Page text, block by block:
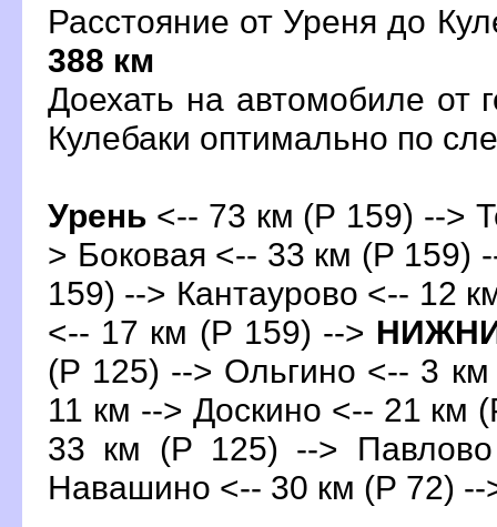
Расстояние от Уреня до
388 км
Доехать на автомобиле от
Кулебаки оптимально по
Урень <-- 73 км (Р 159) -->
> Боковая <-- 33 км (Р 159)
159) --> Кантаурово <-- 12
<-- 17 км (Р 159) -->
(Р 125) --> Ольгино <-- 3
11 км --> Доскино <-- 21 км
33 км (Р 125) -->
Навашино <-- 30 км (Р 72)